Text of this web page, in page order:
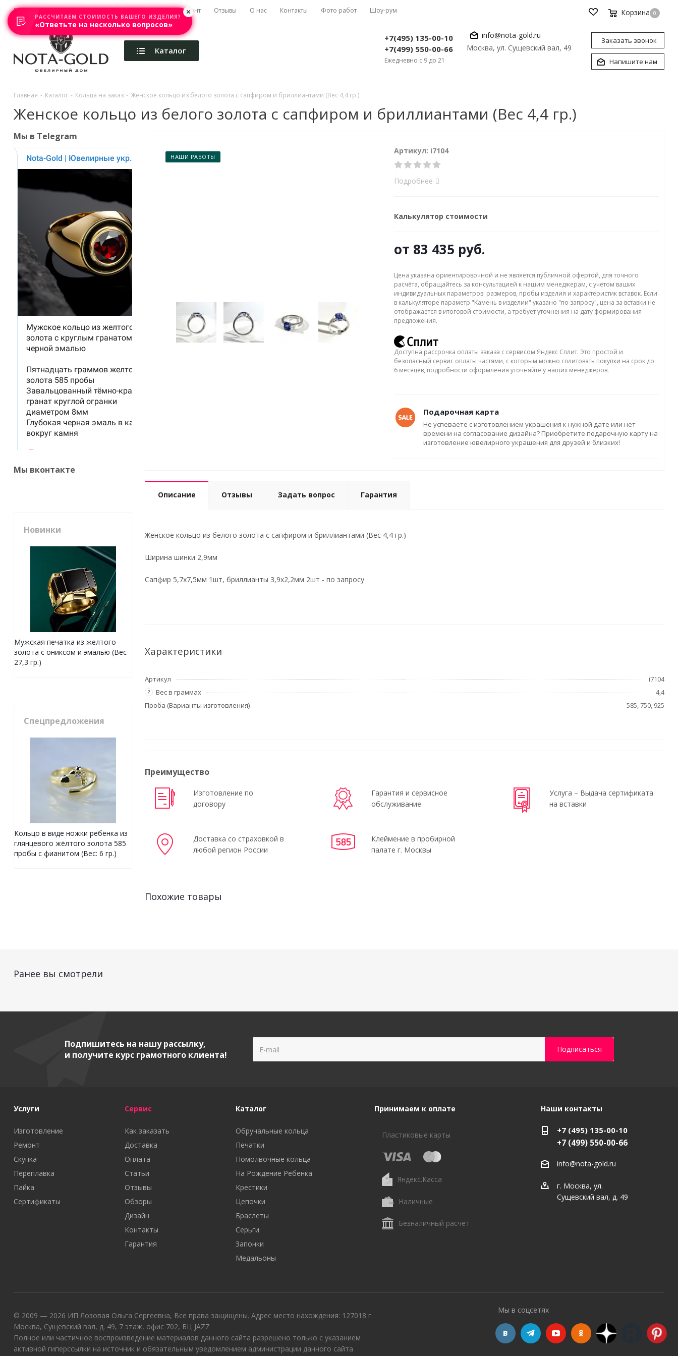
Главная Акции Каталоги Изготовление Ремонт Отзывы О нас Контакты Фото работ Шоу-рум Корзина 0
Каталог
+7(495) 135-00-10
+7(499) 550-00-66
Ежедневно с 9 до 21
info@nota-gold.ru
Москва, ул. Сущевский вал, 49
Заказать звонок
Напишите нам
Главная - Каталог - Кольца на заказ - Женское кольцо из белого золота с сапфиром и бриллиантами (Вес 4,4 гр.)
Женское кольцо из белого золота с сапфиром и бриллиантами (Вес 4,4 гр.)
НАШИ РАБОТЫ
Артикул: i7104
Подробнее
Калькулятор стоимости
от 83 435 руб.
Цена указана ориентировочной и не является публичной офертой, для точного
расчёта, обращайтесь за консультацией к нашим менеджерам, с учётом ваших
индивидуальных параметров: размеров, пробы изделия и характеристик вставок. Если
в калькуляторе параметр "Камень в изделии" указано "по запросу", цена за вставки не
отображается в итоговой стоимости, а требует уточнения на дату формирования
предложения.
Доступна рассрочка оплаты заказа с сервисом Яндекс Сплит. Это простой и
безопасный сервис оплаты частями, с которым можно сплитовать покупки на срок до
6 месяцев, подробности оформления уточняйте у наших менеджеров.
Подарочная карта
Не успеваете с изготовлением украшения к нужной дате или нет
времени на согласование дизайна? Приобретите подарочную карту на
изготовление ювелирного украшения для друзей и близких!
Описание Отзывы Задать вопрос Гарантия
Женское кольцо из белого золота с сапфиром и бриллиантами (Вес 4,4 гр.)
Ширина шинки 2,9мм
Сапфир 5,7х7,5мм 1шт, бриллианты 3,9х2,2мм 2шт - по запросу
Характеристики
Артикул i7104
? Вес в граммах
4,4
Проба (Варианты изготовления)
585, 750, 925
Преимущество
Изготовление по
договору
Гарантия и сервисное
обслуживание
Услуга – Выдача сертификата
на вставки
Доставка со страховкой в
любой регион России
Клеймение в пробирной
палате г. Москвы
Похожие товары
Мы в Telegram
Мы вконтакте
Новинки
Мужская печатка из желтого
золота с ониксом и эмалью (Вес
27,3 гр.)
Спецпредложения
Кольцо в виде ножки ребёнка из
глянцевого жёлтого золота 585
пробы с фианитом (Вес: 6 гр.)
Ранее вы смотрели
Подпишитесь на нашу рассылку,
и получите курс грамотного клиента!
Услуги
Изготовление
Ремонт
Скупка
Переплавка
Пайка
Сертификаты
Сервис
Как заказать
Доставка
Оплата
Статьи
Отзывы
Обзоры
Дизайн
Контакты
Гарантия
Каталог
Обручальные кольца
Печатки
Помолвочные кольца
На Рождение Ребенка
Крестики
Цепочки
Браслеты
Серьги
Запонки
Медальоны
Принимаем к оплате
Пластиковые карты
Яндекс.Касса
Наличные
Безналичный расчет
Наши контакты
+7 (495) 135-00-10
+7 (499) 550-00-66
info@nota-gold.ru
г. Москва, ул.
Сущевский вал, д. 49
© 2009 — 2026 ИП Лозовая Ольга Сергеевна, Все права защищены. Адрес место нахождения: 127018 г.
Москва, Сущевский вал, д. 49, 7 этаж, офис 702, БЦ JAZZ
Полное или частичное воспроизведение материалов данного сайта разрешено только с указанием
активной гиперссылки на источник и обязательным уведомлением администрации данного сайта
Мы в соцсетях
РАССЧИТАЕМ СТОИМОСТЬ ВАШЕГО ИЗДЕЛИЯ?
«Ответьте на несколько вопросов»